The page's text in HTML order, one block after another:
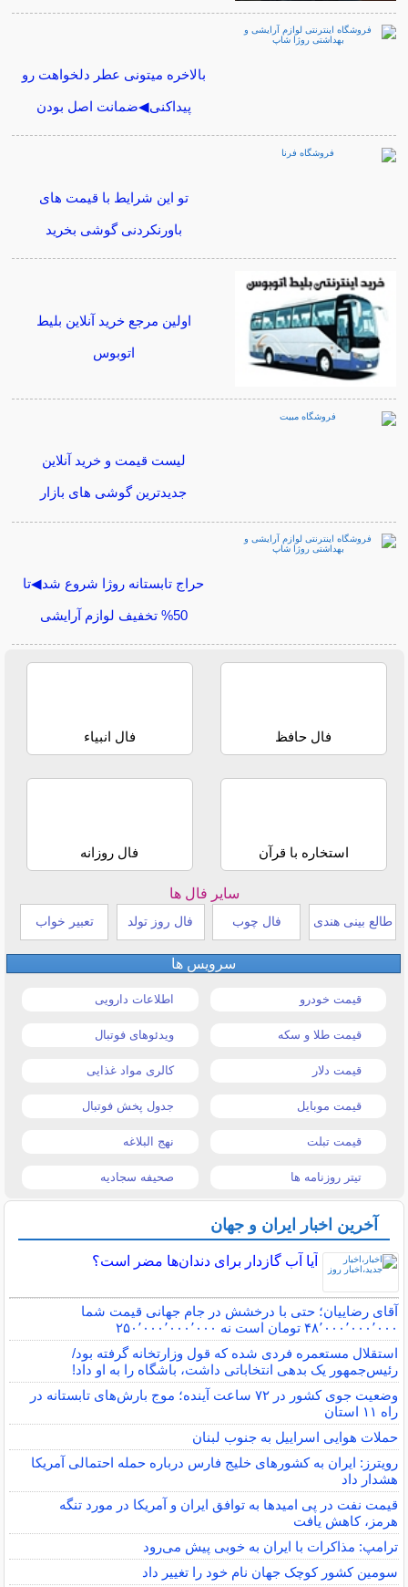
بالاخره میتونی عطر دلخواهت رو
پیداکنی◀ضمانت اصل بودن
تو این شرایط با قیمت های
باورنکردنی گوشی بخرید
اولین مرجع خرید آنلاین بلیط
اتوبوس
لیست قیمت و خرید آنلاین
جدیدترین گوشی های بازار
حراج تابستانه روژا شروع شد◀تا
50% تخفیف لوازم آرایشی
فال حافظ فال انبیاء
استخاره با قرآن فال روزانه
سایر فال ها
طالع بینی هندی فال چوب فال روز تولد تعبیر خواب
سرویس ها
قیمت خودرو اطلاعات دارویی
قیمت طلا و سکه ویدئوهای فوتبال
قیمت دلار کالری مواد غذایی
قیمت موبایل جدول پخش فوتبال
قیمت تبلت نهج البلاغه
تیتر روزنامه ها صحیفه سجادیه
آخرین اخبار ایران و جهان
آیا آب گازدار برای دندان‌ها مضر است؟
آقای رضاییان؛ حتی با درخشش در جام جهانی قیمت شما
۴۸٬۰۰۰٬۰۰۰٬۰۰۰ تومان است نه ۲۵۰٬۰۰۰٬۰۰۰٬۰۰۰
استقلال مستعمره فردی شده که قول وزارتخانه گرفته بود/
رئیس‌جمهور یک بدهی انتخاباتی داشت، باشگاه را به او داد!
وضعیت جوی کشور در ۷۲ ساعت آینده؛ موج بارش‌های تابستانه در
راه ۱۱ استان
حملات هوایی اسراییل به جنوب لبنان
رویترز: ایران به کشورهای خلیج فارس درباره حمله احتمالی آمریکا
هشدار داد
قیمت نفت در پی امیدها به توافق ایران و آمریکا در مورد تنگه
هرمز، کاهش یافت
ترامپ: مذاکرات با ایران به خوبی پیش می‌رود
سومین کشور کوچک جهان نام خود را تغییر داد